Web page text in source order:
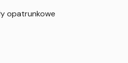
opatrunkowe